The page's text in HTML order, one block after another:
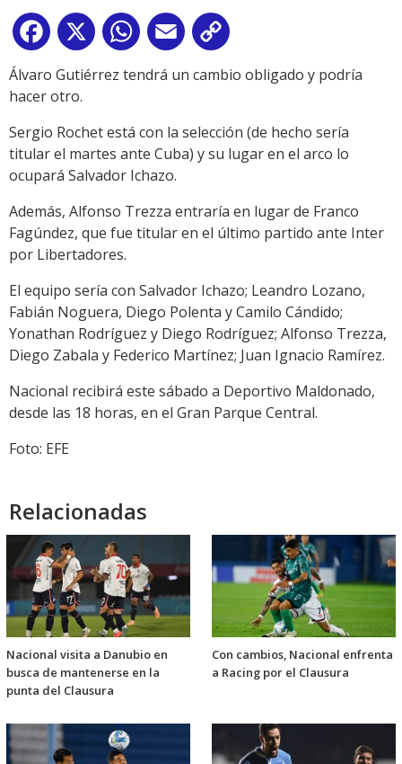
Facebook
X WhatsApp
Email
Link
Álvaro Gutiérrez tendrá un cambio obligado y podría
hacer otro.
Sergio Rochet está con la selección (de hecho sería
titular el martes ante Cuba) y su lugar en el arco lo
ocupará Salvador Ichazo.
Además, Alfonso Trezza entraría en lugar de Franco
Fagúndez, que fue titular en el último partido ante Inter
por Libertadores.
El equipo sería con Salvador Ichazo; Leandro Lozano,
Fabián Noguera, Diego Polenta y Camilo Cándido;
Yonathan Rodríguez y Diego Rodríguez; Alfonso Trezza,
Diego Zabala y Federico Martínez; Juan Ignacio Ramírez.
Nacional recibirá este sábado a Deportivo Maldonado,
desde las 18 horas, en el Gran Parque Central.
Foto: EFE
Relacionadas
Nacional visita a Danubio en
busca de mantenerse en la
punta del Clausura
Con cambios, Nacional enfrenta
a Racing por el Clausura